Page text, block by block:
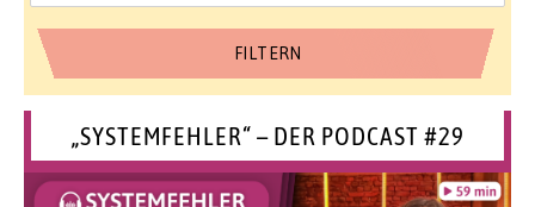
„SYSTEMFEHLER“ – DER PODCAST #29